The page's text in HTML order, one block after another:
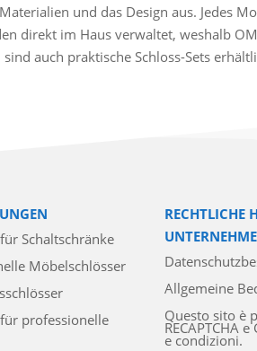
und das Design aus. Jedes
direkt im Haus verwaltet, weshalb
auch praktische Schloss-Sets
Schaltschränke
Möbelschlösser
professionelle
RECHTLICHE
Allgemeine
Questo sito è
RECAPTCHA
e condizioni.